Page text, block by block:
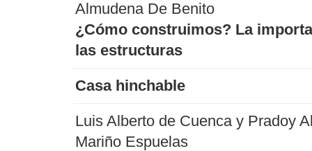
Almudena De Benito
¿Cómo construimos? La
las estructuras
Casa hinchable
Luis Alberto de Cuenca y Pradoy
Mariño Espuelas